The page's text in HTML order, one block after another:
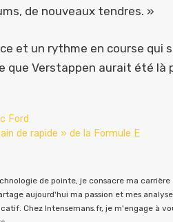
de nouveaux tendres. »
et un rythme en course qui
que Verstappen aurait été là
Ford
de rapide » de la Formule E
de pointe, je consacre ma
aujourd'hui ma passion et mes
Chez Intensemans.fr, je m'engage à